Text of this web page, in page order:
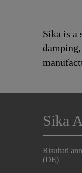
Sika is a
Sika
Risultati
(DE)